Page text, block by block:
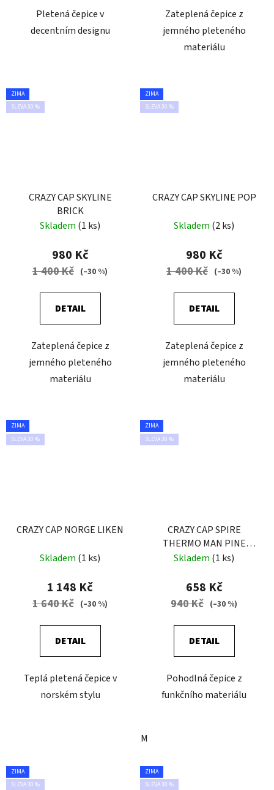
Pletená čepice v
decentním designu
Zateplená čepice z
jemného pleteného
materiálu
ZIMA
SLEVA 30 %
CRAZY CAP SKYLINE
BRICK
Skladem (1 ks)
980 Kč
1 400 Kč (–30 %)
DETAIL
Zateplená čepice z
jemného pleteného
materiálu
ZIMA
SLEVA 30 %
CRAZY CAP SKYLINE POP
Skladem (2 ks)
980 Kč
1 400 Kč (–30 %)
DETAIL
Zateplená čepice z
jemného pleteného
materiálu
ZIMA
SLEVA 30 %
CRAZY CAP NORGE LIKEN
Skladem (1 ks)
1 148 Kč
1 640 Kč (–30 %)
DETAIL
Teplá pletená čepice v
norském stylu
ZIMA
SLEVA 30 %
CRAZY CAP SPIRE
THERMO MAN PINE
TREE
Skladem (1 ks)
658 Kč
940 Kč (–30 %)
DETAIL
Pohodlná čepice z
funkčního materiálu
M
ZIMA
SLEVA 30 %
ZIMA
SLEVA 30 %